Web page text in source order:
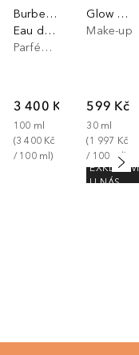
Burberry Her
Eau de Parfum Spray
Parfémová voda
3 400 Kč
100 ml
(3 400 Kč
/ 100 ml)
Glow Drops
Make-up
599 Kč
30 ml
(1 997 Kč
/ 100 ml)
U NÁS